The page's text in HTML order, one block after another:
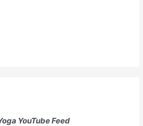
YouTube Feed